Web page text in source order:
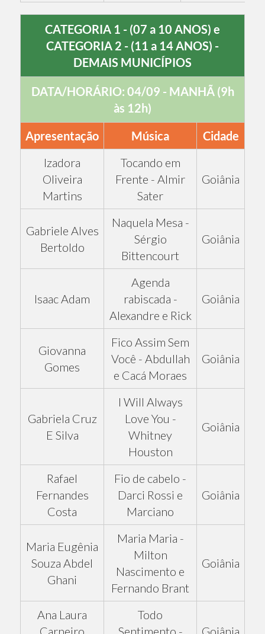
CATEGORIA 1 - (07 a 10 ANOS) e
CATEGORIA 2 - (11 a 14 ANOS) -
DEMAIS MUNICÍPIOS
DATA/HORÁRIO: 04/09 - MANHÃ (9h
às 12h)
Apresentação
Música
Cidade
Izadora
Oliveira
Martins
Tocando em
Frente - Almir
Sater
Goiânia
Gabriele Alves
Bertoldo
Naquela Mesa -
Sérgio
Bittencourt
Goiânia
Isaac Adam
Agenda
rabiscada -
Alexandre e Rick
Goiânia
Giovanna
Gomes
Fico Assim Sem
Você - Abdullah
e Cacá Moraes
Goiânia
Gabriela Cruz
E Silva
I Will Always
Love You -
Whitney
Houston
Goiânia
Rafael
Fernandes
Costa
Fio de cabelo -
Darci Rossi e
Marciano
Goiânia
Maria Eugênia
Souza Abdel
Ghani
Maria Maria -
Milton
Nascimento e
Fernando Brant
Goiânia
Ana Laura
Carneiro
Todo
Sentimento -
Goiânia